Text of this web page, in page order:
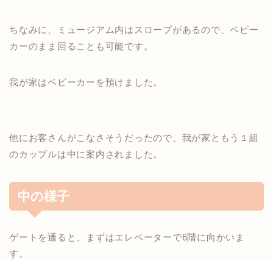
ちなみに、ミュージアム内はスロープがあるので、ベビー
カーのまま回ることも可能です。
我が家はベビーカーを預けました。
他にお客さんがこなさそうだったので、我が家ともう１組
のカップルは中に案内されました。
中の様子
ゲートを通ると、まずはエレベーターで6階に向かいま
す。